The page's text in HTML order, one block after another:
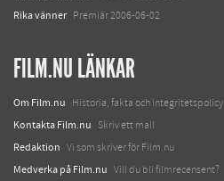
Rika vänner Premiär 2006-06-02
FILM.NU LÄNKAR
Om Film.nu Historia, fakta och integritetspolicy
Kontakta Film.nu Skriv ett mail
Redaktion Vi som skriver för Film.nu
Medverka på Film.nu Vill du bli filmrecensent?